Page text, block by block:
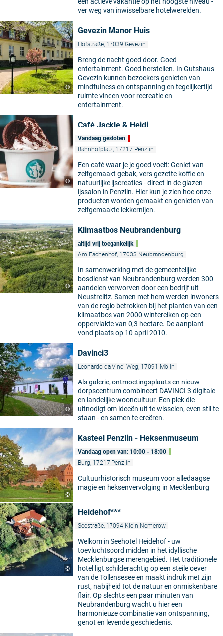
een actieve vakantie op het hoogste niveau -
ver weg van inwisselbare hotelwerelden.
©
Gevezin Manor Huis
Hofstraße, 17039 Gevezin
Breng de nacht goed door. Goed
entertainment. Goed herstellen. In Gutshaus
Gevezin kunnen bezoekers genieten van
mindfulness en ontspanning en tegelijkertijd
ruimte vinden voor recreatie en
entertainment.
©
Café Jackle & Heidi
Vandaag gesloten
Bahnhofplatz, 17217 Penzlin
Een café waar je je goed voelt: Geniet van
zelfgemaakt gebak, vers gezette koffie en
natuurlijke ijscreaties - direct in de glazen
ijssalon in Penzlin. Hier kun je zien hoe onze
producten worden gemaakt en genieten van
zelfgemaakte lekkernijen.
©
Klimaatbos Neubrandenburg
altijd vrij toegankelijk
Am Eschenhof, 17033 Neubrandenburg
In samenwerking met de gemeentelijke
bosdienst van Neubrandenburg werden 300
aandelen verworven door een bedrijf uit
Neustrelitz. Samen met hem werden inwoners
van de regio betrokken bij het planten van een
klimaatbos van 2000 wintereiken op een
oppervlakte van 0,3 hectare. De aanplant
vond plaats op 10 april 2010.
©
Davinci3
Leonardo-da-Vinci-Weg, 17091 Mölln
Als galerie, ontmoetingsplaats en nieuw
dorpscentrum combineert DAVINCI 3 digitale
en landelijke wooncultuur. Een plek die
uitnodigt om ideeën uit te wisselen, even stil te
staan - en samen te creëren.
©
Kasteel Penzlin - Heksenmuseum
Vandaag open van: 10:00 - 18:00
Burg, 17217 Penzlin
Cultuurhistorisch museum voor alledaagse
magie en heksenvervolging in Mecklenburg
©
Heidehof***
Seestraße, 17094 Klein Nemerow
Welkom in Seehotel Heidehof - uw
toevluchtsoord midden in het idyllische
Mecklenburgse merengebied. Het traditionele
hotel ligt schilderachtig op een steile oever
van de Tollensesee en maakt indruk met zijn
rust, nabijheid tot de natuur en onmiskenbare
flair. Op slechts een paar minuten van
Neubrandenburg wacht u hier een
harmonieuze combinatie van ontspanning,
genot en levende geschiedenis.